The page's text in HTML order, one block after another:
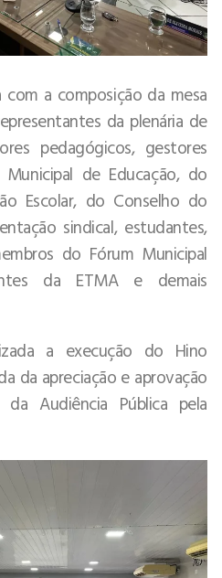
a composição da mesa
da plenária de
pedagógicos, gestores
de Educação, do
Escolar, do Conselho do
sindical, estudantes,
do Fórum Municipal
da ETMA e demais
a execução do Hino
da apreciação e aprovação
Audiência Pública pela